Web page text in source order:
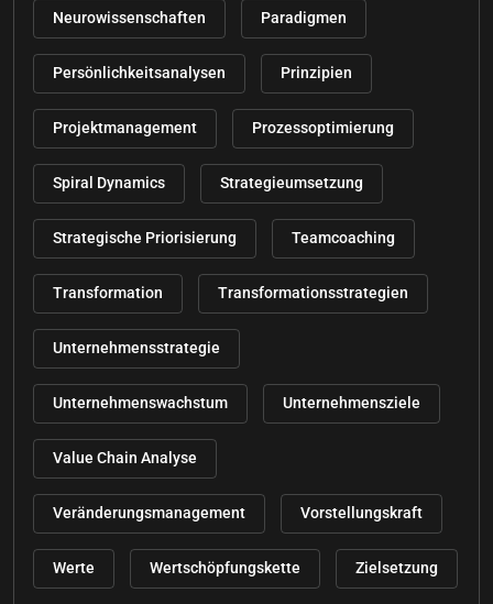
Neurowissenschaften Paradigmen
Persönlichkeitsanalysen Prinzipien
Projektmanagement Prozessoptimierung
Spiral Dynamics Strategieumsetzung
Strategische Priorisierung Teamcoaching
Transformation Transformationsstrategien
Unternehmensstrategie
Unternehmenswachstum Unternehmensziele
Value Chain Analyse
Veränderungsmanagement Vorstellungskraft
Werte Wertschöpfungskette Zielsetzung